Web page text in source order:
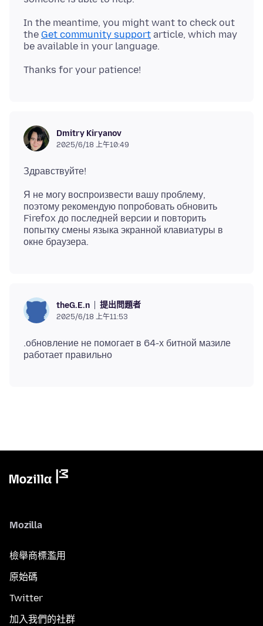
In the meantime, you might want to check out
the Get community support article, which may
Dmitry Kiryanov
2025/6/18 上午10:49
Я не могу воспроизвести вашу проблему,
поэтому рекомендую попробовать обновить
Firefox до последней версии и повторить
попытку смены языка экранной клавиатуры в
theG.E.n 提出問題者
2025/6/18 上午11:53
.обновление не помогает в 64-х битной мазиле
Mozilla
檢舉商標濫用
原始碼
Twitter
加入我們的社群